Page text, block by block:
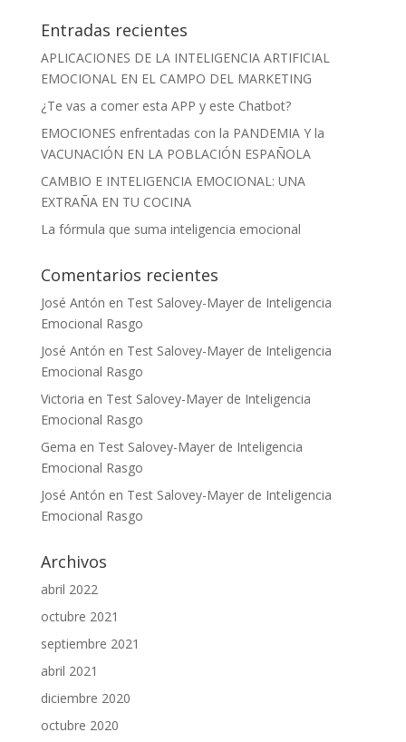
Entradas recientes
APLICACIONES DE LA INTELIGENCIA ARTIFICIAL
EMOCIONAL EN EL CAMPO DEL MARKETING
¿Te vas a comer esta APP y este Chatbot?
EMOCIONES enfrentadas con la PANDEMIA Y la
VACUNACIÓN EN LA POBLACIÓN ESPAÑOLA
CAMBIO E INTELIGENCIA EMOCIONAL: UNA
EXTRAÑA EN TU COCINA
La fórmula que suma inteligencia emocional
Comentarios recientes
José Antón en Test Salovey-Mayer de Inteligencia
Emocional Rasgo
José Antón en Test Salovey-Mayer de Inteligencia
Emocional Rasgo
Victoria en Test Salovey-Mayer de Inteligencia
Emocional Rasgo
Gema en Test Salovey-Mayer de Inteligencia
Emocional Rasgo
José Antón en Test Salovey-Mayer de Inteligencia
Emocional Rasgo
Archivos
abril 2022
octubre 2021
septiembre 2021
abril 2021
diciembre 2020
octubre 2020